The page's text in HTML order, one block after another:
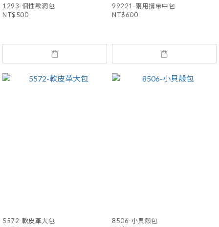
1293-個性款洞包
NT$500
99221-兩用揹帶中包
NT$600
5572-軟皮革大包
8506-小貝殼包